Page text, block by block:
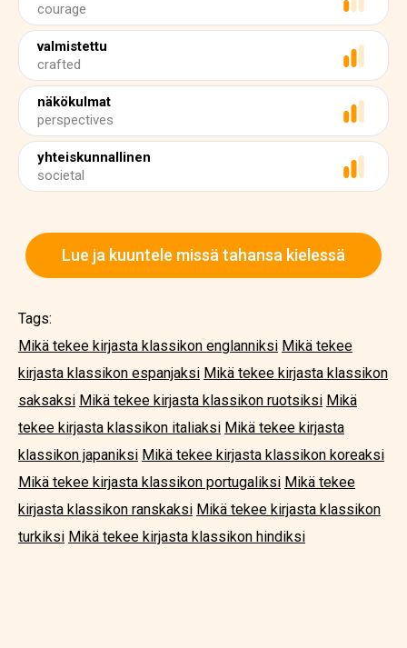
courage
valmistettu
crafted
näkökulmat
perspectives
yhteiskunnallinen
societal
Lue ja kuuntele missä tahansa kielessä
Tags:
Mikä tekee kirjasta klassikon englanniksi Mikä tekee
kirjasta klassikon espanjaksi Mikä tekee kirjasta klassikon
saksaksi Mikä tekee kirjasta klassikon ruotsiksi Mikä
tekee kirjasta klassikon italiaksi Mikä tekee kirjasta
klassikon japaniksi Mikä tekee kirjasta klassikon koreaksi
Mikä tekee kirjasta klassikon portugaliksi Mikä tekee
kirjasta klassikon ranskaksi Mikä tekee kirjasta klassikon
turkiksi Mikä tekee kirjasta klassikon hindiksi